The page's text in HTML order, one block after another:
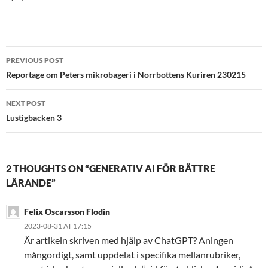
Post
navigation
PREVIOUS POST
Reportage om Peters mikrobageri i Norrbottens Kuriren 230215
NEXT POST
Lustigbacken 3
2 THOUGHTS ON “GENERATIV AI FÖR BÄTTRE
LÄRANDE”
Felix Oscarsson Flodin
2023-08-31 AT 17:15
Är artikeln skriven med hjälp av ChatGPT? Aningen
mångordigt, samt uppdelat i specifika mellanrubriker,